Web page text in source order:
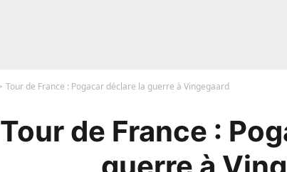
Tour de France : Pogacar déclare la guerre à Vingegaard
Tour de France :